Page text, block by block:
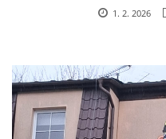
MODLITBA HASIČE
ARCHIV
1. 2. 2026